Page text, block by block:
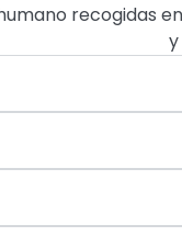
recogidas en